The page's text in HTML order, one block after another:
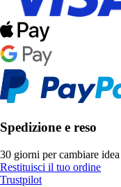
Spedizione e reso
30 giorni per cambiare idea
Restituisci il tuo ordine
Trustpilot